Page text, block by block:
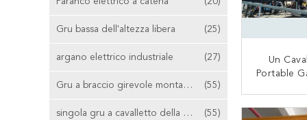
Gru bassa dell'altezza libera (25)
argano elettrico industriale (27)
Gru a braccio girevole montata colonna (55)
singola gru a cavalletto della trave (55)
Un
Portable